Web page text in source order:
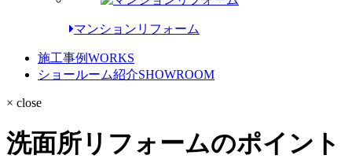
マンションリフォーム
施工事例WORKS
ショールーム紹介SHOWROOM
× close
洗面所リフォームのポイント